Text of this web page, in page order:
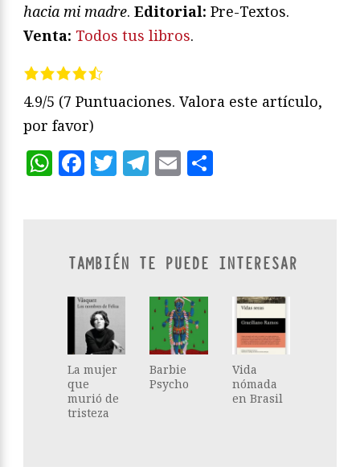
hacia mi madre. Editorial: Pre-Textos.
Venta: Todos tus libros.
4.9/5 (7 Puntuaciones. Valora este artículo,
por favor)
WhatsApp
Facebook
Twitter
Telegram
Email
TAMBIÉN TE PUEDE INTERESAR
La mujer
que
murió de
tristeza
Barbie
Psycho
Vida
nómada
en Brasil